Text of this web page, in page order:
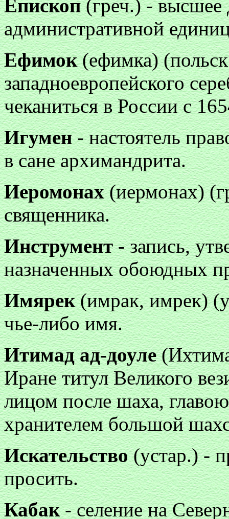
Епископ(греч.) - высшее
административной
Ефимок(ефимка)
западноевропейского
чеканиться в России с
Игумен- настоятель
в сане архимандрита.
Иеромонах(иермонах)
священника.
Инструмент- запись,
назначенных обоюдных
Имярек(имрак, имрек)
чье-либо имя.
Итимад ад-доуле
Иране титул Великого
лицом после шаха,
хранителем большой
Искательство(устар.) -
просить.
Кабак- селение на